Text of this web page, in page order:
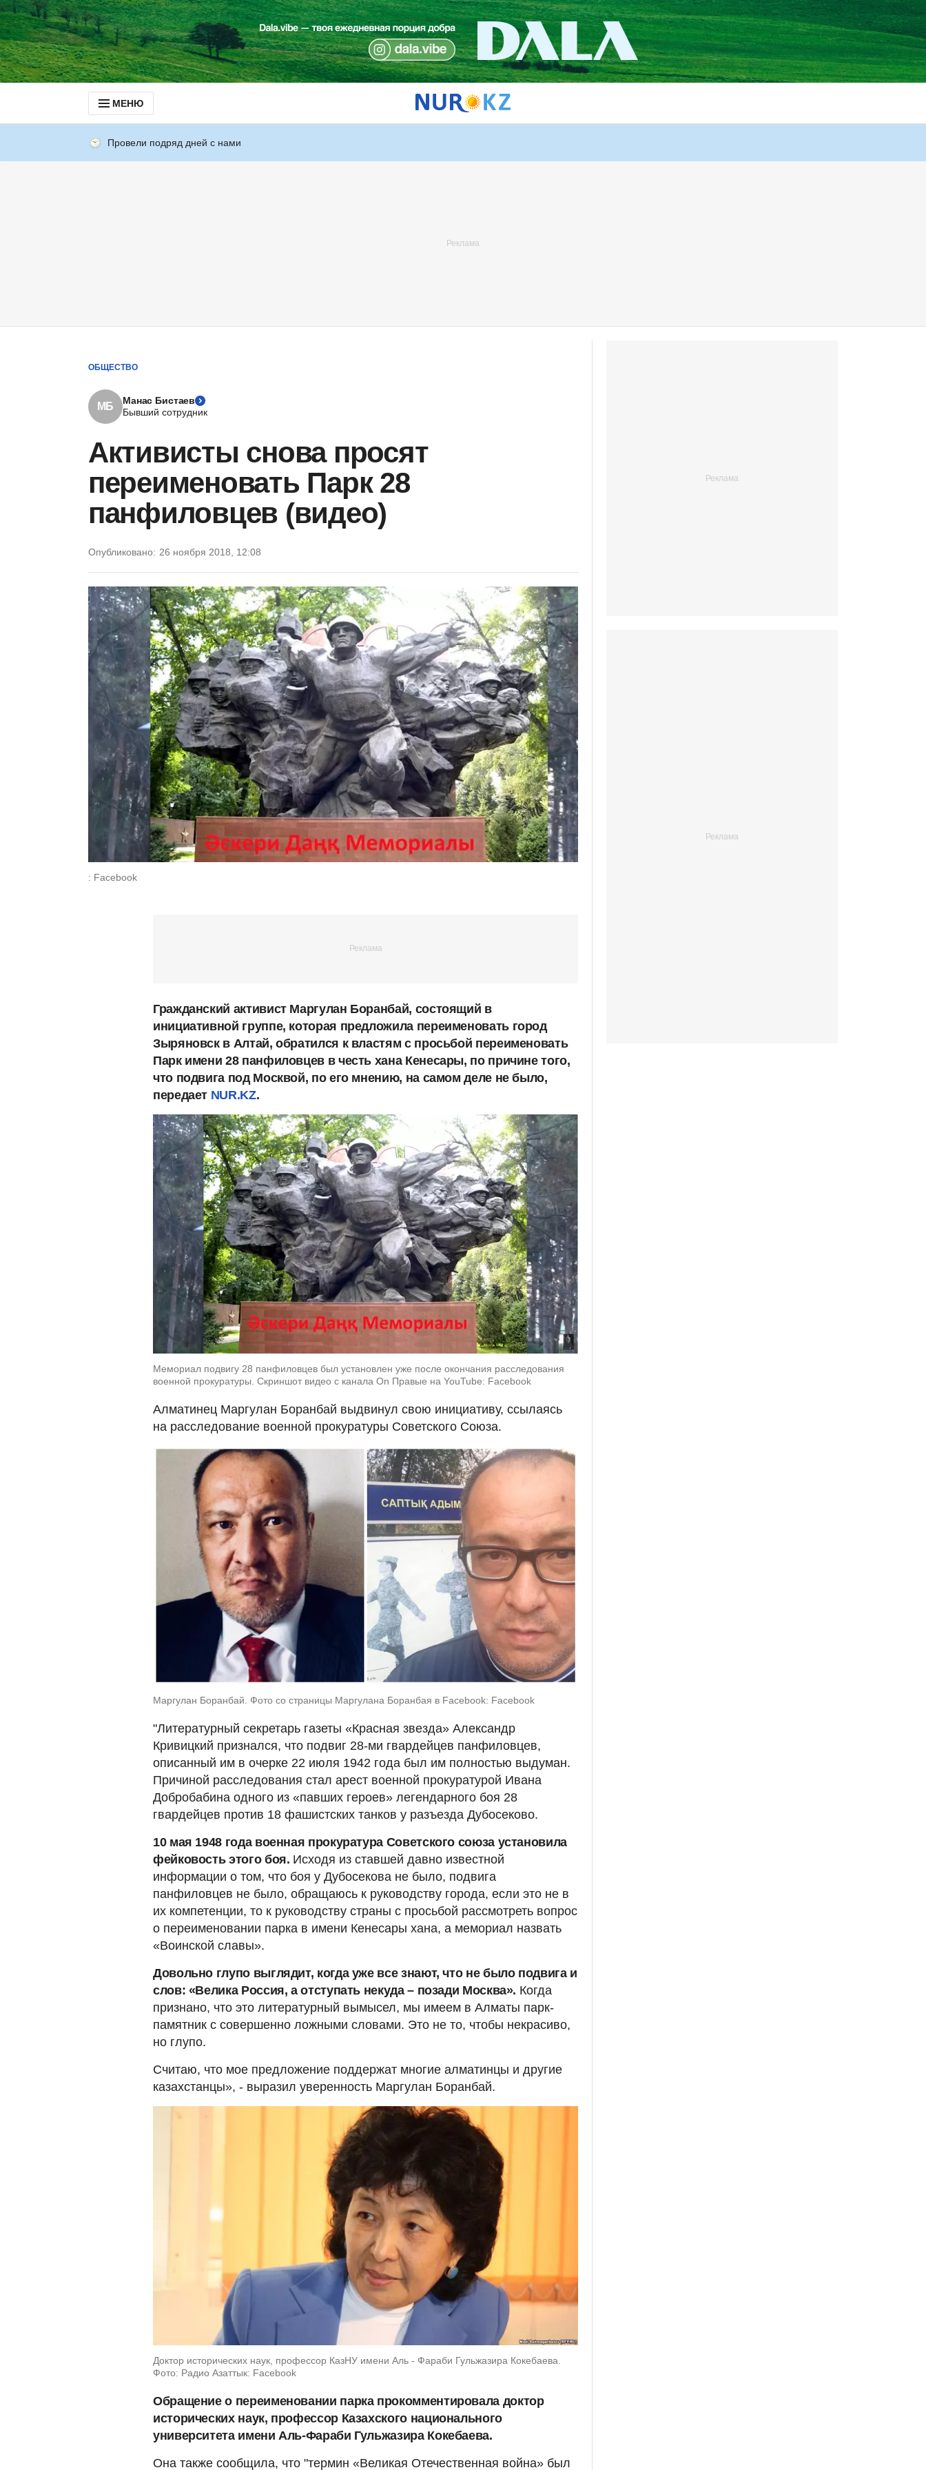
МЕНЮ
Провели подряд дней с нами
ОБЩЕСТВО
МБ
Манас Бистаев
Бывший сотрудник
Активисты снова просят
переименовать Парк 28
панфиловцев (видео)
Опубликовано: 26 ноября 2018, 12:08
: Facebook
Гражданский активист Маргулан Боранбай, состоящий в
инициативной группе, которая предложила переименовать город
Зыряновск в Алтай, обратился к властям с просьбой переименовать
Парк имени 28 панфиловцев в честь хана Кенесары, по причине того,
что подвига под Москвой, по его мнению, на самом деле не было,
передает NUR.KZ.
Мемориал подвигу 28 панфиловцев был установлен уже после окончания расследования
военной прокуратуры. Скриншот видео с канала On Правые на YouTube: Facebook
Алматинец Маргулан Боранбай выдвинул свою инициативу, ссылаясь
на расследование военной прокуратуры Советского Союза.
Маргулан Боранбай. Фото со страницы Маргулана Боранбая в Facebook: Facebook
"Литературный секретарь газеты «Красная звезда» Александр
Кривицкий признался, что подвиг 28-ми гвардейцев панфиловцев,
описанный им в очерке 22 июля 1942 года был им полностью выдуман.
Причиной расследования стал арест военной прокуратурой Ивана
Добробабина одного из «павших героев» легендарного боя 28
гвардейцев против 18 фашистских танков у разъезда Дубосеково.
10 мая 1948 года военная прокуратура Советского союза установила
фейковость этого боя. Исходя из ставшей давно известной
информации о том, что боя у Дубосекова не было, подвига
панфиловцев не было, обращаюсь к руководству города, если это не в
их компетенции, то к руководству страны с просьбой рассмотреть вопрос
о переименовании парка в имени Кенесары хана, а мемориал назвать
«Воинской славы».
Довольно глупо выглядит, когда уже все знают, что не было подвига и
слов: «Велика Россия, а отступать некуда – позади Москва». Когда
признано, что это литературный вымысел, мы имеем в Алматы парк-
памятник с совершенно ложными словами. Это не то, чтобы некрасиво,
но глупо.
Считаю, что мое предложение поддержат многие алматинцы и другие
казахстанцы», - выразил уверенность Маргулан Боранбай.
Доктор исторических наук, профессор КазНУ имени Аль - Фараби Гульжазира Кокебаева.
Фото: Радио Азаттык: Facebook
Обращение о переименовании парка прокомментировала доктор
исторических наук, профессор Казахского национального
университета имени Аль-Фараби Гульжазира Кокебаева.
Она также сообщила, что "термин «Великая Отечественная война» был